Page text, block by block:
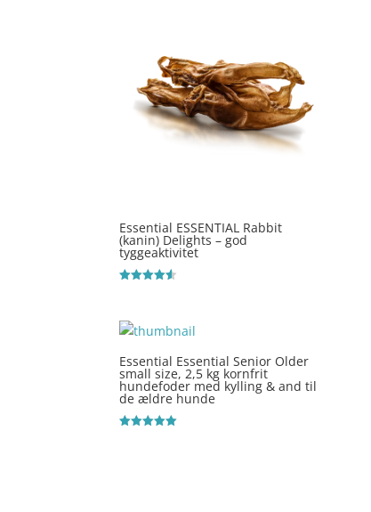
Essential ESSENTIAL Rabbit
(kanin) Delights – god
tyggeaktivitet
Essential Essential Senior Older
small size, 2,5 kg kornfrit
hundefoder med kylling & and til
de ældre hunde